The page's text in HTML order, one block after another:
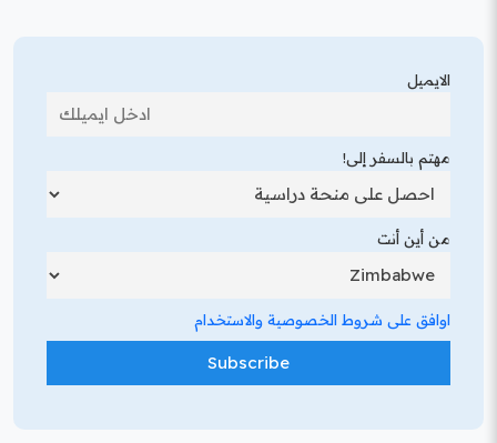
الايميل
مهتم بالسفر إلى!
من أين أنت
اوافق على شروط الخصوصية والاستخدام